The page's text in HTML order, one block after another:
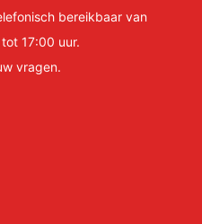
bereikbaar van
17:00 uur.
vragen.